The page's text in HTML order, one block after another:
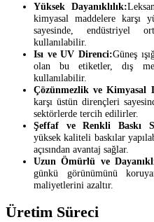
Yüksek Dayanıklılık:
kimyasal maddelere karşı
sayesinde, endüstriyel
kullanılabilir.
Isı ve UV Direnci:Güneş
olan bu etiketler, dış
kullanılabilir.
Çözünmezlik ve Kimyasal
karşı üstün dirençleri
sektörlerde tercih edilirler.
Şeffaf ve Renkli Baskı
yüksek kaliteli baskılar
açısından avantaj sağlar.
Uzun Ömürlü ve
günkü görünümünü
maliyetlerini azaltır.
Üretim Süreci